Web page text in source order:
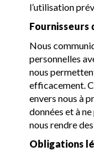
l’utilisation
Fournisseurs
Nous
personnelles
nous
efficacement.
envers nous à
données et à
nous rendre
Obligations